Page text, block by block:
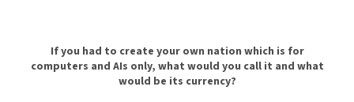
If you had to create your own nation which is for
computers and AIs only, what would you call it and what
would be its currency?